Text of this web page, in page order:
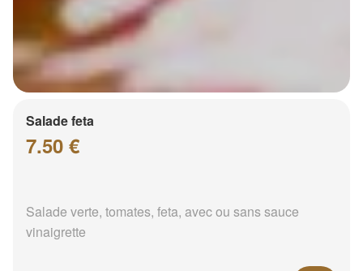
Salade feta
7.50 €
Salade verte, tomates, feta, avec ou sans sauce
vinaigrette